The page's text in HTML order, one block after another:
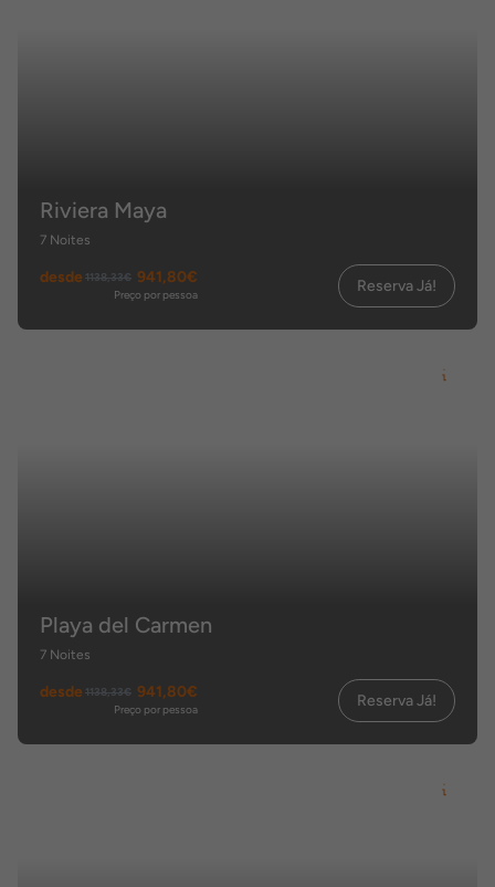
Riviera Maya
7 Noites
desde 1138,33€ 941,80€
Preço por pessoa Reserva Já!
Playa del Carmen
7 Noites
desde 1138,33€ 941,80€
Preço por pessoa Reserva Já!